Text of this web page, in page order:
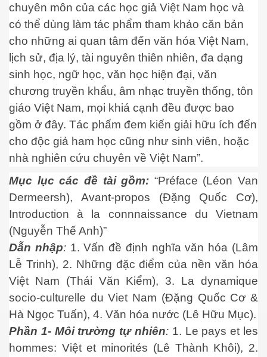
chuyên môn của các học giả Việt Nam học và
có thể dùng làm tác phẩm tham khảo căn bản
cho những ai quan tâm đến văn hóa Việt Nam,
lịch sử, địa lý, tài nguyên thiên nhiên, đa dạng
sinh học, ngữ học, văn học hiện đại, văn
chương truyền khẩu, âm nhạc truyền thống, tôn
giáo Việt Nam, mọi khiá cạnh đều được bao
gồm ở đây. Tác phẩm đem kiến giải hữu ích đến
cho độc giả ham học cũng như sinh viên, hoặc
nhà nghiên cứu chuyên về Việt Nam”.
Mục lục các đề tài gồm: “Préface (Léon Van
Dermeersh), Avant-propos (Đặng Quốc Cơ),
Introduction à la connnaissance du Vietnam
(Nguyễn Thế Anh)”
Dẫn nhập:1. Vấn đề định nghĩa văn hóa (Lâm
Lễ Trinh), 2. Những đặc điểm của nền văn hóa
Việt Nam (Thái Văn Kiểm), 3. La dynamique
socio-culturelle du Viet Nam (Đặng Quốc Cơ &
Hà Ngọc Tuấn), 4. Văn hóa nước (Lê Hữu Mục).
Phần 1- Môi trường tự nhiên: 1. Le pays et les
hommes: Việt et minorités (Lê Thành Khôi), 2.